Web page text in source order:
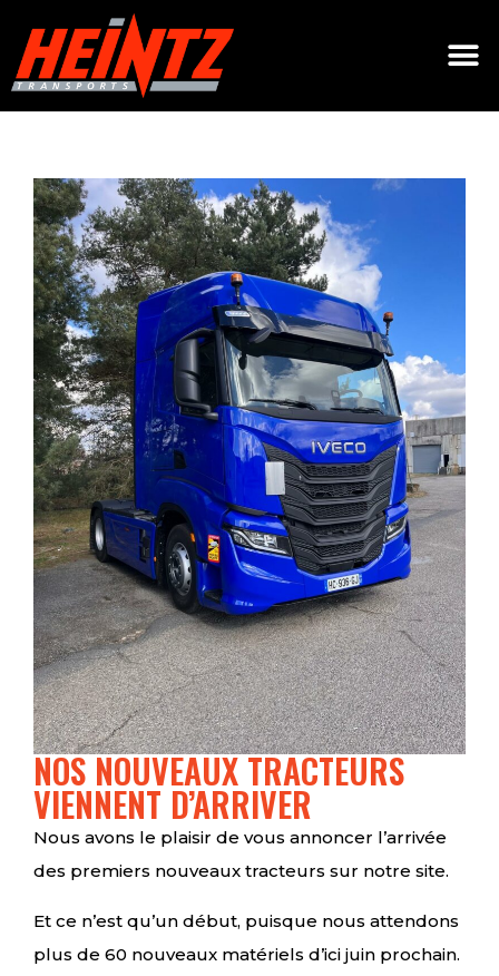
NOS NOUVEAUX TRACTEURS
VIENNENT D’ARRIVER
Nous avons le plaisir de vous annoncer l’arrivée
des premiers nouveaux tracteurs sur notre site.
Et ce n’est qu’un début, puisque nous attendons
plus de 60 nouveaux matériels d’ici juin prochain.